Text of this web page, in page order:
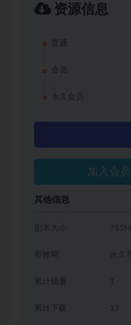
资源信息
普通
会员
永久会员
加入会
其他信息
剧本大小 765M
有效期 永久
累计销量 1
累计下载 12